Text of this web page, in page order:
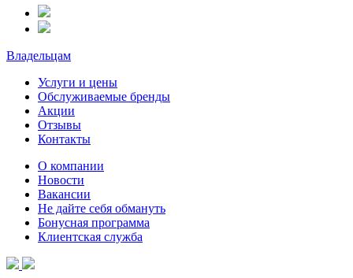
Владельцам
Услуги и цены
Обслуживаемые бренды
Акции
Отзывы
Контакты
О компании
Новости
Вакансии
Не дайте себя обмануть
Бонусная программа
Клиентская служба